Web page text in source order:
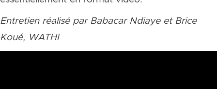
Entretien réalisé par Babacar Ndiaye et Brice
Koué, WATHI